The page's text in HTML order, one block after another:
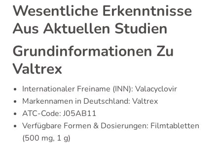
Wesentliche Erkenntnisse
Aus Aktuellen Studien
Grundinformationen Zu
Valtrex
Internationaler Freiname (INN): Valacyclovir
Markennamen in Deutschland: Valtrex
ATC-Code: J05AB11
Verfügbare Formen & Dosierungen: Filmtabletten
(500 mg, 1 g)